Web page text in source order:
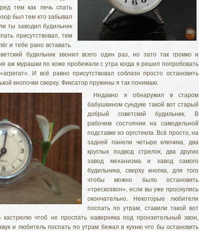
тем как лечь спать
был тем кто забывал
ты заводил будильник
присутствовал, тем
и тебе рано вставать.
будильник звонил всего один раз, но зато так громко и
аж мурашки по коже пробежали с утра когда я решил попробовать
И всё равно присутствовал соблазн просто остановить
кнопочки сверху. Фиксатор пружины я так понимаю.
Недавно я обнаружил в старом
бабушкином сундуке такой вот старый
добрый советский будильник. В
рабочем состоянии на самодельной
подставке из оргстекла. Всё просто, на
задней панели четыре ключика, два
круглых подвод стрелок, два других
завод механизма и завод самого
будильника, сверху кнопка, для того
чтобы можно было остановить
«трескозвон», если вы уже проснулись
окончательно. Некоторые любители
поспать по утрам, ставили такой вот
кастрюлю чтоб не проспать наверняка под пронзительный звон,
и любитель поспать по утрам бежал в кухню что бы остановить